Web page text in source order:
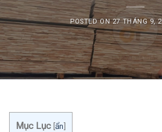
POSTED ON27 THÁNG 9,
Mục Lục [ẩn]